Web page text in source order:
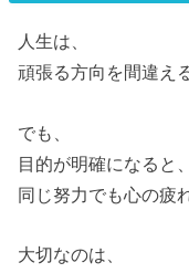
人生は、
頑張る方向を間違え
でも、
目的が明確になると、
同じ努力でも心の疲
大切なのは、